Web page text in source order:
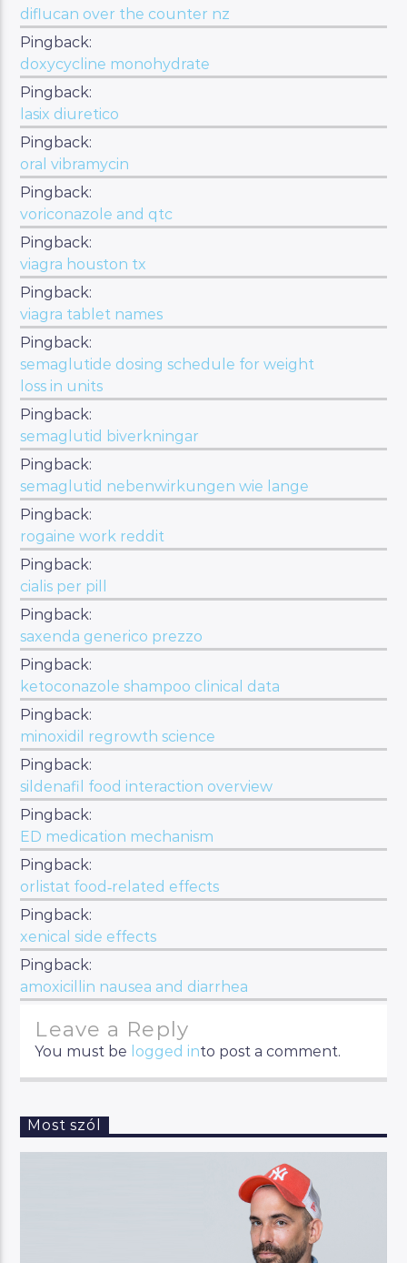
diflucan over the counter nz
Pingback:
doxycycline monohydrate
Pingback:
lasix diuretico
Pingback:
oral vibramycin
Pingback:
voriconazole and qtc
Pingback:
viagra houston tx
Pingback:
viagra tablet names
Pingback:
semaglutide dosing schedule for weight
loss in units
Pingback:
semaglutid biverkningar
Pingback:
semaglutid nebenwirkungen wie lange
Pingback:
rogaine work reddit
Pingback:
cialis per pill
Pingback:
saxenda generico prezzo
Pingback:
ketoconazole shampoo clinical data
Pingback:
minoxidil regrowth science
Pingback:
sildenafil food interaction overview
Pingback:
ED medication mechanism
Pingback:
orlistat food‑related effects
Pingback:
xenical side effects
Pingback:
amoxicillin nausea and diarrhea
Leave a Reply
You must be logged into post a comment.
Most szól